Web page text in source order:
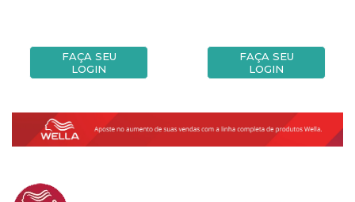
FAÇA SEU
LOGIN
FAÇA SEU
LOGIN